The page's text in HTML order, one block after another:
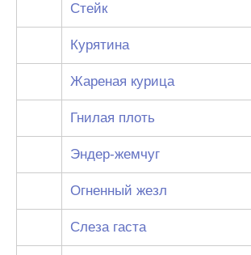
Стейк
Курятина
Жареная курица
Гнилая плоть
Эндер-жемчуг
Огненный жезл
Слеза гаста